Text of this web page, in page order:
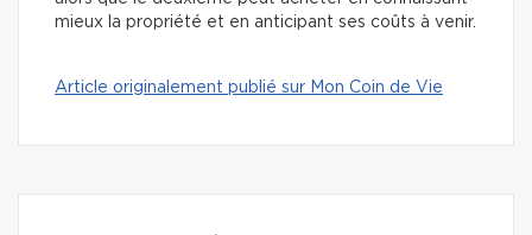
mieux la propriété et en anticipant ses coûts à venir.
Article originalement publié sur Mon Coin de Vie